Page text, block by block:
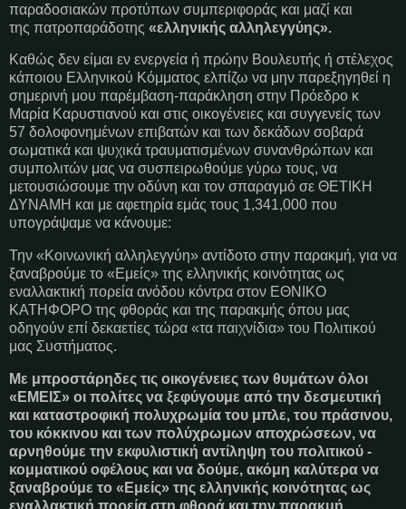
παραδοσιακών προτύπων συμπεριφοράς και μαζί και
της πατροπαράδοτης «ελληνικής αλληλεγγύης».
Καθώς δεν είμαι εν ενεργεία ή πρώην Βουλευτής ή στέλεχος
κάποιου Ελληνικού Κόμματος ελπίζω να μην παρεξηγηθεί η
σημερινή μου παρέμβαση-παράκληση στην Πρόεδρο κ
Μαρία Καρυστιανού και στις οικογένειες και συγγενείς των
57 δολοφονημένων επιβατών και των δεκάδων σοβαρά
σωματικά και ψυχικά τραυματισμένων συνανθρώπων και
συμπολιτών μας να συσπειρωθούμε γύρω τους, να
μετουσιώσουμε την οδύνη και τον σπαραγμό σε ΘΕΤΙΚΗ
ΔΥΝΑΜΗ και με αφετηρία εμάς τους 1,341,000 που
υπογράψαμε να κάνουμε:
Την «Κοινωνική αλληλεγγύη» αντίδοτο στην παρακμή, για να
ξαναβρούμε το «Εμείς» της ελληνικής κοινότητας ως
εναλλακτική πορεία ανόδου κόντρα στον ΕΘΝΙΚΟ
ΚΑΤΗΦΟΡΟ της φθοράς και της παρακμής όπου μας
οδηγούν επί δεκαετίες τώρα «τα παιχνίδια» του Πολιτικού
μας Συστήματος.
Με μπροστάρηδες τις οικογένειες των θυμάτων όλοι
«ΕΜΕΙΣ» οι πολίτες να ξεφύγουμε από την δεσμευτική
και καταστροφική πολυχρωμία του μπλε, του πράσινου,
του κόκκινου και των πολύχρωμων αποχρώσεων, να
αρνηθούμε την εκφυλιστική αντίληψη του πολιτικού -
κομματικού οφέλους και να δούμε, ακόμη καλύτερα να
ξαναβρούμε το «Εμείς» της ελληνικής κοινότητας ως
εναλλακτική πορεία στη φθορά και την παρακμή.